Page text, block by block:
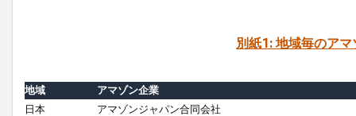
別紙1: 地域毎のア
地域
アマゾン企業
日本
アマゾンジャパン合同会社